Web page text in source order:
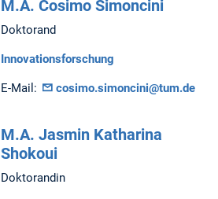
M.A. Cosimo Simoncini
Doktorand
Innovationsforschung
E-Mail: cosimo.simoncini@tum.de
M.A. Jasmin Katharina
Shokoui
Doktorandin